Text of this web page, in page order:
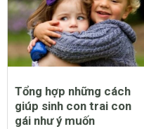
Tổng hợp những cách
giúp sinh con trai con
gái như ý muốn